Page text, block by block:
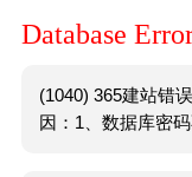
Database
(1040) 365建站错
因：1、数据库密